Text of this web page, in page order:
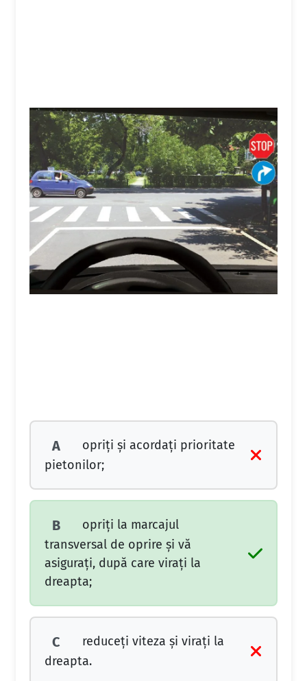
A
opriți și acordați prioritate
pietonilor;
B
opriți la marcajul
transversal de oprire și vă
asigurați, după care virați la
dreapta;
C
reduceți viteza și virați la
dreapta.